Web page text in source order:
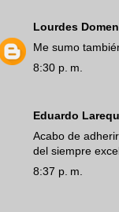
Lourdes
Me sumo
8:30 p. m.
Eduardo
Acabo de
del siempre
8:37 p. m.